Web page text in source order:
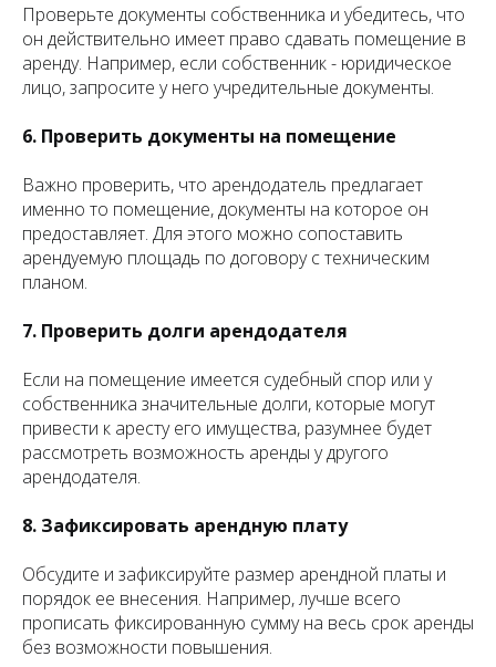
Проверьте документы собственника и убедитесь, что
он действительно имеет право сдавать помещение в
аренду. Например, если собственник - юридическое
лицо, запросите у него учредительные документы.
6. Проверить документы на помещение
Важно проверить, что арендодатель предлагает
именно то помещение, документы на которое он
предоставляет. Для этого можно сопоставить
арендуемую площадь по договору с техническим
планом.
7. Проверить долги арендодателя
Если на помещение имеется судебный спор или у
собственника значительные долги, которые могут
привести к аресту его имущества, разумнее будет
рассмотреть возможность аренды у другого
арендодателя.
8. Зафиксировать арендную плату
Обсудите и зафиксируйте размер арендной платы и
порядок ее внесения. Например, лучше всего
прописать фиксированную сумму на весь срок аренды
без возможности повышения.